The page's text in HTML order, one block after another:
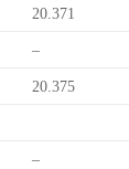
20.371
–
20.375
–